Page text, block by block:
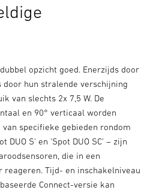
opzicht goed. Enerzijds door
hun stralende verschijning
van slechts 2x 7,5 W. De
en 90° verticaal worden
specifieke gebieden rondom
DUO S' en 'Spot DUO SC' – zijn
die in een
Tijd- en inschakelniveau
Connect-versie kan